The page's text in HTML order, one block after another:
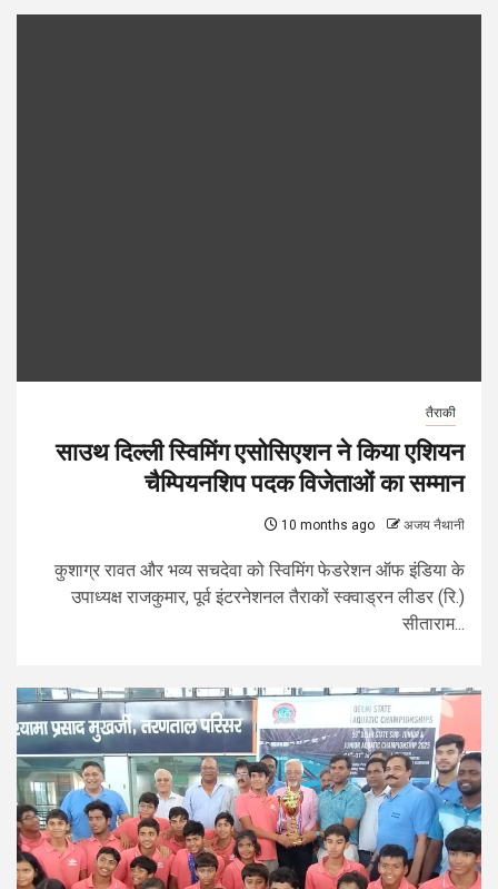
तैराकी
साउथ दिल्ली स्विमिंग एसोसिएशन ने किया एशियन
चैम्पियनशिप पदक विजेताओं का सम्मान
10 months ago अजय नैथानी
कुशाग्र रावत और भव्य सचदेवा को स्विमिंग फेडरेशन ऑफ इंडिया के
उपाध्यक्ष राजकुमार, पूर्व इंटरनेशनल तैराकों स्क्वाड्रन लीडर (रि.)
सीताराम...